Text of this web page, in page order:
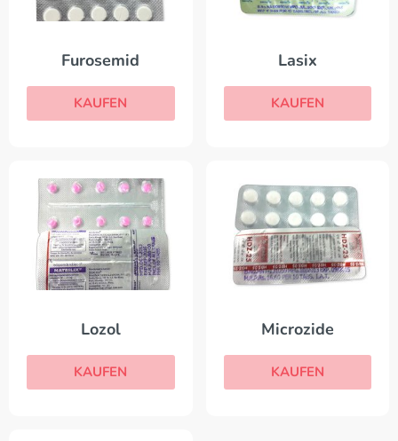
Furosemid
KAUFEN
Lasix
KAUFEN
Lozol
KAUFEN
Microzide
KAUFEN